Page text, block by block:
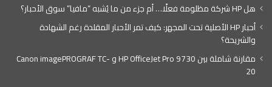
هل HP شركة مظلومة فعلًا… أم جزء من ما يُشبه “مافيا” سوق الأحبار؟
أحبار HP الأصلية تحت المجهر: كيف تمر الأحبار المقلدة رغم الشهادة
والشريحة؟
مقارنة شاملة بين HP OfficeJet Pro 9730 و Canon imagePROGRAF TC-
20